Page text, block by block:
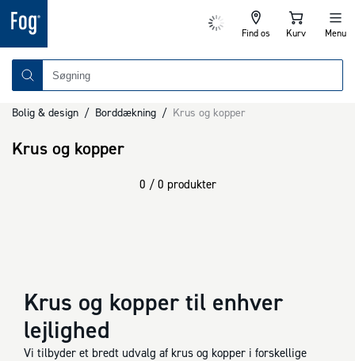
Find os Kurv Menu
Bolig & design / Borddækning / Krus og kopper
Krus og kopper
0 / 0 produkter
Krus og kopper til enhver
lejlighed
Vi tilbyder et bredt udvalg af krus og kopper i forskellige